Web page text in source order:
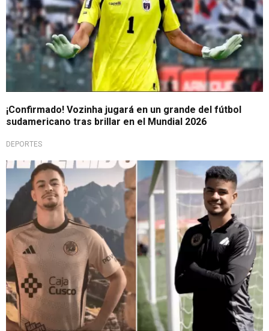
¡Confirmado! Vozinha jugará en un grande del fútbol
sudamericano tras brillar en el Mundial 2026
DEPORTES
Se muda a Cusco